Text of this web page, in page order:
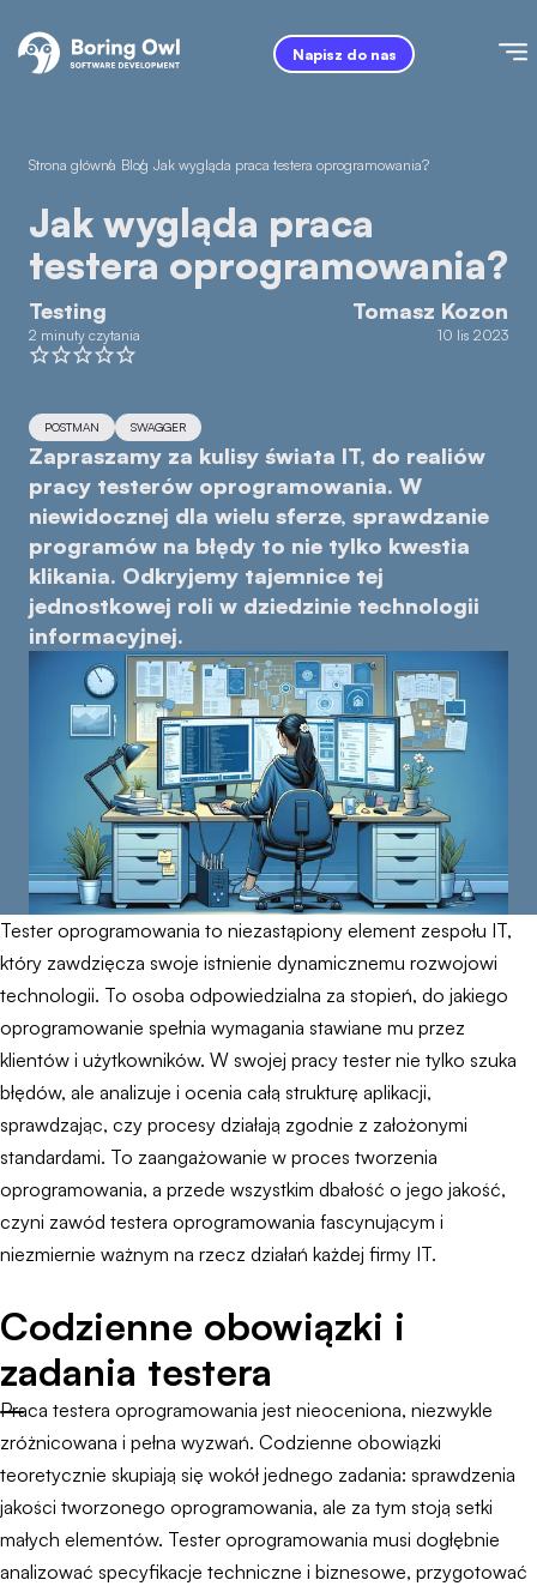
Napisz do nas
Strona główna
/ Blog
/ Jak wygląda praca testera oprogramowania?
Jak wygląda praca
testera oprogramowania?
Testing
2 minuty czytania
Tomasz Kozon
10 lis 2023
POSTMAN SWAGGER
Zapraszamy za kulisy świata IT, do realiów
pracy testerów oprogramowania. W
niewidocznej dla wielu sferze, sprawdzanie
programów na błędy to nie tylko kwestia
klikania. Odkryjemy tajemnice tej
jednostkowej roli w dziedzinie technologii
informacyjnej.
Tester oprogramowania to niezastąpiony element zespołu IT,
który zawdzięcza swoje istnienie dynamicznemu rozwojowi
technologii. To osoba odpowiedzialna za stopień, do jakiego
oprogramowanie spełnia wymagania stawiane mu przez
klientów i użytkowników. W swojej pracy tester nie tylko szuka
błędów, ale analizuje i ocenia całą strukturę aplikacji,
sprawdzając, czy procesy działają zgodnie z założonymi
standardami. To zaangażowanie w proces tworzenia
oprogramowania, a przede wszystkim dbałość o jego jakość,
czyni zawód testera oprogramowania fascynującym i
niezmiernie ważnym na rzecz działań każdej firmy IT.
Codzienne obowiązki i
zadania testera
Praca testera oprogramowania jest nieoceniona, niezwykle
zróżnicowana i pełna wyzwań. Codzienne obowiązki
teoretycznie skupiają się wokół jednego zadania: sprawdzenia
jakości tworzonego oprogramowania, ale za tym stoją setki
małych elementów. Tester oprogramowania musi dogłębnie
analizować specyfikacje techniczne i biznesowe, przygotować